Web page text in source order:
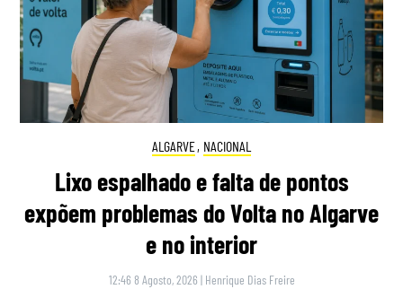
ALGARVE, NACIONAL
Lixo espalhado e falta de pontos
expõem problemas do Volta no Algarve
e no interior
12:46 8 Agosto, 2026 | Henrique Dias Freire